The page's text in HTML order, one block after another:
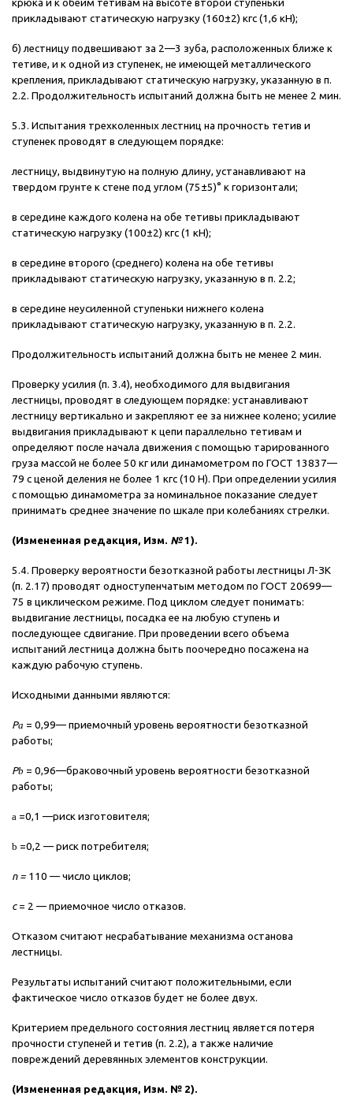
крюка и к обеим тетивам на высоте второй ступеньки
прикладывают статическую нагрузку (160±2) кгс (1,6 кН);
б) лестницу подвешивают за 2—3 зуба, расположенных ближе к
тетиве, и к одной из ступенек, не имеющей металлического
крепления, прикладывают статическую нагрузку, указанную в п.
2.2. Продолжительность испытаний должна быть не менее 2 мин.
5.3. Испытания трехколенных лестниц на прочность тетив и
ступенек проводят в следующем порядке:
лестницу, выдвинутую на полную длину, устанавливают на
твердом грунте к стене под углом (75±5)° к горизонтали;
в середине каждого колена на обе тетивы прикладывают
статическую нагрузку (100±2) кгс (1 кН);
в середине второго (среднего) колена на обе тетивы
прикладывают статическую нагрузку, указанную в п. 2.2;
в середине неусиленной ступеньки нижнего колена
прикладывают статическую нагрузку, указанную в п. 2.2.
Продолжительность испытаний должна быть не менее 2 мин.
Проверку усилия (п. 3.4), необходимого для выдвигания
лестницы, проводят в следующем порядке: устанавливают
лестницу вертикально и закрепляют ее за нижнее колено; усилие
выдвигания прикладывают к цепи параллельно тетивам и
определяют после начала движения с помощью тарированного
груза массой не более 50 кг или динамометром по ГОСТ 13837—
79 с ценой деления не более 1 кгс (10 Н). При определении усилия
с помощью динамометра за номинальное показание следует
принимать среднее значение по шкале при колебаниях стрелки.
(Измененная редакция, Изм. №1).
5.4. Проверку вероятности безотказной работы лестницы Л-ЗК
(п. 2.17) проводят одноступенчатым методом по ГОСТ 20699—
75 в циклическом режиме. Под циклом следует понимать:
выдвигание лестницы, посадка ее на любую ступень и
последующее сдвигание. При проведении всего объема
испытаний лестница должна быть поочередно посажена на
каждую рабочую ступень.
Исходными данными являются:
Рa = 0,99— приемочный уровень вероятности безотказной
работы;
Рb = 0,96—браковочный уровень вероятности безотказной
работы;
a =0,1 —риск изготовителя;
b =0,2 — риск потребителя;
п = 110 — число циклов;
с= 2 — приемочное число отказов.
Отказом считают несрабатывание механизма останова
лестницы.
Результаты испытаний считают положительными, если
фактическое число отказов будет не более двух.
Критерием предельного состояния лестниц является потеря
прочности ступеней и тетив (п. 2.2), а также наличие
повреждений деревянных элементов конструкции.
(Измененная редакция, Изм. № 2).